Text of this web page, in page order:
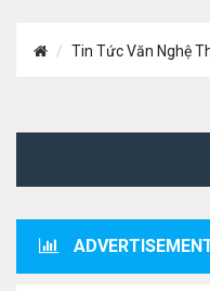
Tin Tức Văn Nghệ